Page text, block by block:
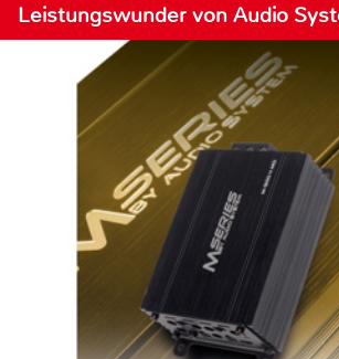
Leistungswunder von Audio